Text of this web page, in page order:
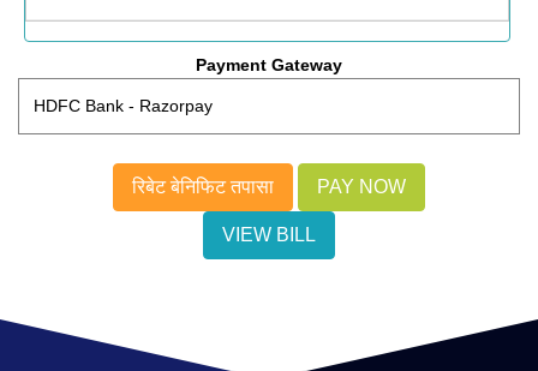
Payment Gateway
रिबेट बेनिफिट तपासा
VIEW BILL